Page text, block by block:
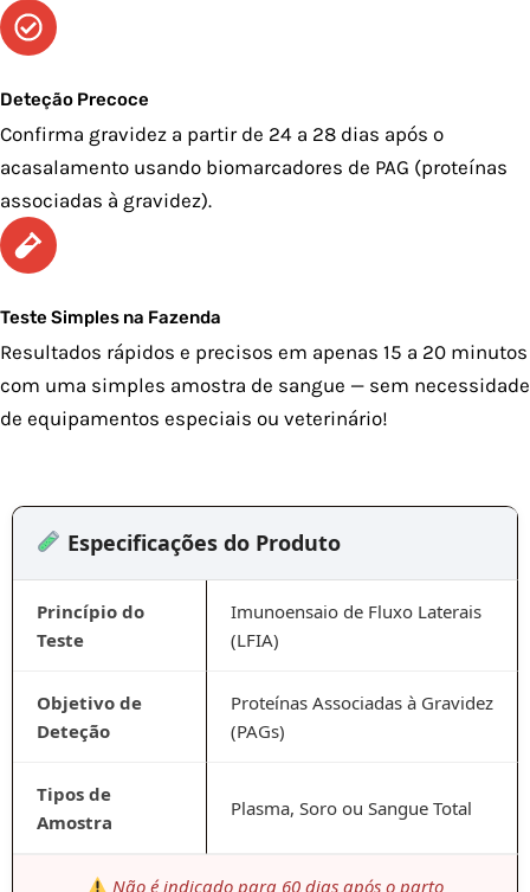
Deteção Precoce
Confirma gravidez a partir de 24 a 28 dias após o
acasalamento usando biomarcadores de PAG (proteínas
associadas à gravidez).
Teste Simples na Fazenda
Resultados rápidos e precisos em apenas 15 a 20 minutos
com uma simples amostra de sangue — sem necessidade
de equipamentos especiais ou veterinário!
Especificações do Produto
Princípio do
Teste
Imunoensaio de Fluxo Laterais
(LFIA)
Objetivo de
Deteção
Proteínas Associadas à Gravidez
(PAGs)
Tipos de
Amostra
Plasma, Soro ou Sangue Total
Não é indicado para 60 dias após o parto